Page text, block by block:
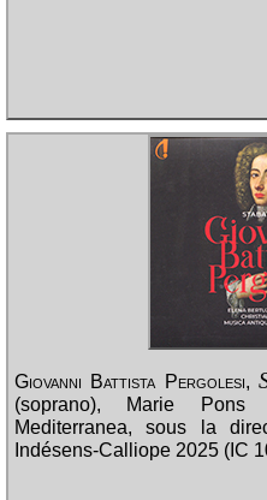
Giovanni Battista Pergolesi,
(soprano), Marie Pons
Mediterranea, sous la
Indésens-Calliope 2025 (IC